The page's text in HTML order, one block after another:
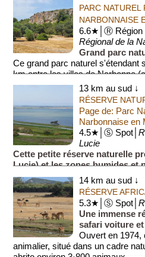
PARC NATUREL
NARBONNAISE
6.6★│Ⓡ Région
Régional de la
Grand parc
Ce grand parc naturel s'étendant
km entre les villes de Narbonne
Château et Port Barcarès (au
13 km au sud ↓
RÉSERVE
Page de: Parc
Narbonnaise en
4.5★│Ⓢ Spot│
Lucie
Cette petite réserve naturelle
Lucie) et les zones humides et
La réserve occupe une surface
km², ce qui schématiquemen...
14 km au sud ↓
RÉSERVE
5.3★│Ⓢ Spot│
Une immense
safari voiture
Ouvert en 1974,
animalier, situé dans un cadre